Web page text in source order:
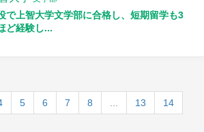
で上智大学文学部に合格し、短期留学も3
ど経験し...
5 6 7 8 13 14